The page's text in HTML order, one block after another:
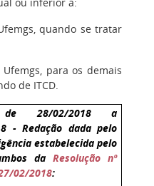
quando se tratar
para os demais
de ITCD.
de 28/02/2018 a
- Redação dada pelo
estabelecida pelo
daResolução nº
02/2018: